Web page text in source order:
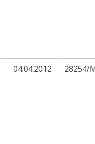
04.04.2012 28254/